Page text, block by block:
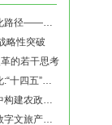
蔡卓:可复制可推广的农业农村现代化路径——《再造乡土:历史坐标地的新山乡巨变》新
略性突破
的若干思考
宋洪远等:推进和拓展农业农村现代化:“十四五”回顾与“十五五”展望
曾祥明:农业新质生产力视域下乡村数字文旅产业发展的机遇、挑战与纾解